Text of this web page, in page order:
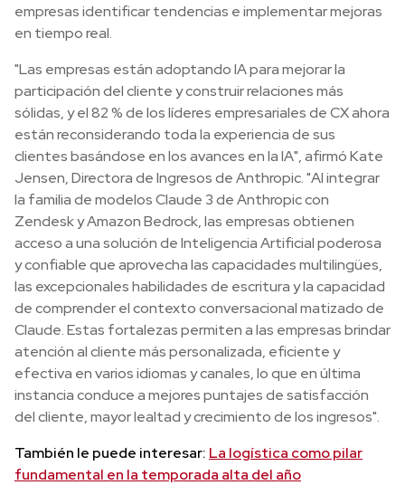
empresas identificar tendencias e implementar mejoras
en tiempo real.
"Las empresas están adoptando IA para mejorar la
participación del cliente y construir relaciones más
sólidas, y el 82 % de los líderes empresariales de CX ahora
están reconsiderando toda la experiencia de sus
clientes basándose en los avances en la IA", afirmó Kate
Jensen, Directora de Ingresos de Anthropic. "Al integrar
la familia de modelos Claude 3 de Anthropic con
Zendesk y Amazon Bedrock, las empresas obtienen
acceso a una solución de Inteligencia Artificial poderosa
y confiable que aprovecha las capacidades multilingües,
las excepcionales habilidades de escritura y la capacidad
de comprender el contexto conversacional matizado de
Claude. Estas fortalezas permiten a las empresas brindar
atención al cliente más personalizada, eficiente y
efectiva en varios idiomas y canales, lo que en última
instancia conduce a mejores puntajes de satisfacción
del cliente, mayor lealtad y crecimiento de los ingresos".
También le puede interesar: La logística como pilar
fundamental en la temporada alta del año